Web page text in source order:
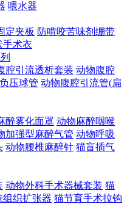
喂水器
定夹板 防啃咬苦味剂绷带
手术衣
腔引流透析套装 动物腹腔
压球管 动物腹腔引流管(扁
醉雾化面罩 动物麻醉咽喉
加强型麻醉气管 动物呼吸
动物腰椎麻醉针 猫盲插气
动物外科手术器械套装 猫
组织扩张器 猫节育手术拉钩